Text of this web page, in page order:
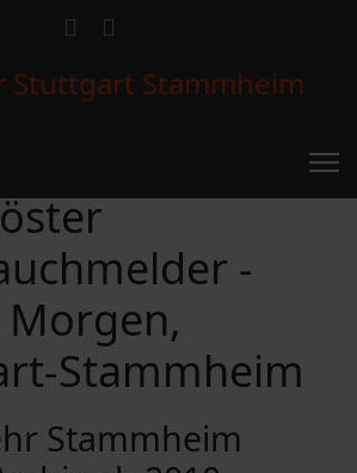
Stammheim
-
Morgen,
Stammheim